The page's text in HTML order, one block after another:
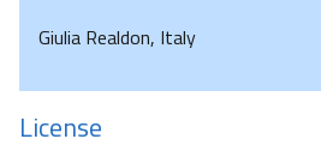
Giulia Realdon, Italy
License